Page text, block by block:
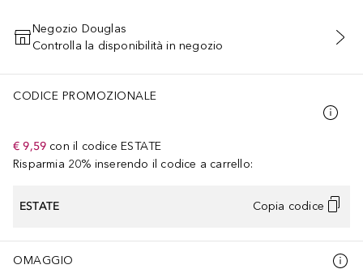
AGGIUNGI AL CARRELLO
Negozio Douglas
Controlla la disponibilità in negozio
CODICE PROMOZIONALE
€ 9,59 con il codice ESTATE
Risparmia 20% inserendo il codice a carrello:
ESTATE Copia codice
OMAGGIO